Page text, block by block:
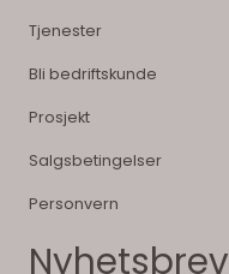
Tjenester
Bli bedriftskunde
Prosjekt
Salgsbetingelser
Personvern
Nyhetsbrev